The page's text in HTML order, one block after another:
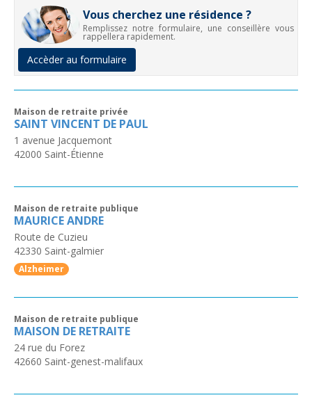
Vous cherchez une résidence ?
Remplissez notre formulaire, une conseillère vous
rappellera rapidement.
Accèder au formulaire
Maison de retraite privée
SAINT VINCENT DE PAUL
1 avenue Jacquemont
42000 Saint-Étienne
Maison de retraite publique
MAURICE ANDRE
Route de Cuzieu
42330 Saint-galmier
Alzheimer
Maison de retraite publique
MAISON DE RETRAITE
24 rue du Forez
42660 Saint-genest-malifaux